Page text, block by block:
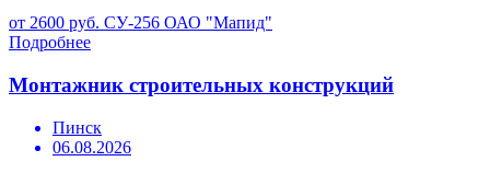
от 2600 руб. СУ-256 ОАО "Мапид"
Подробнее
Монтажник строительных конструкций
Пинск
06.08.2026